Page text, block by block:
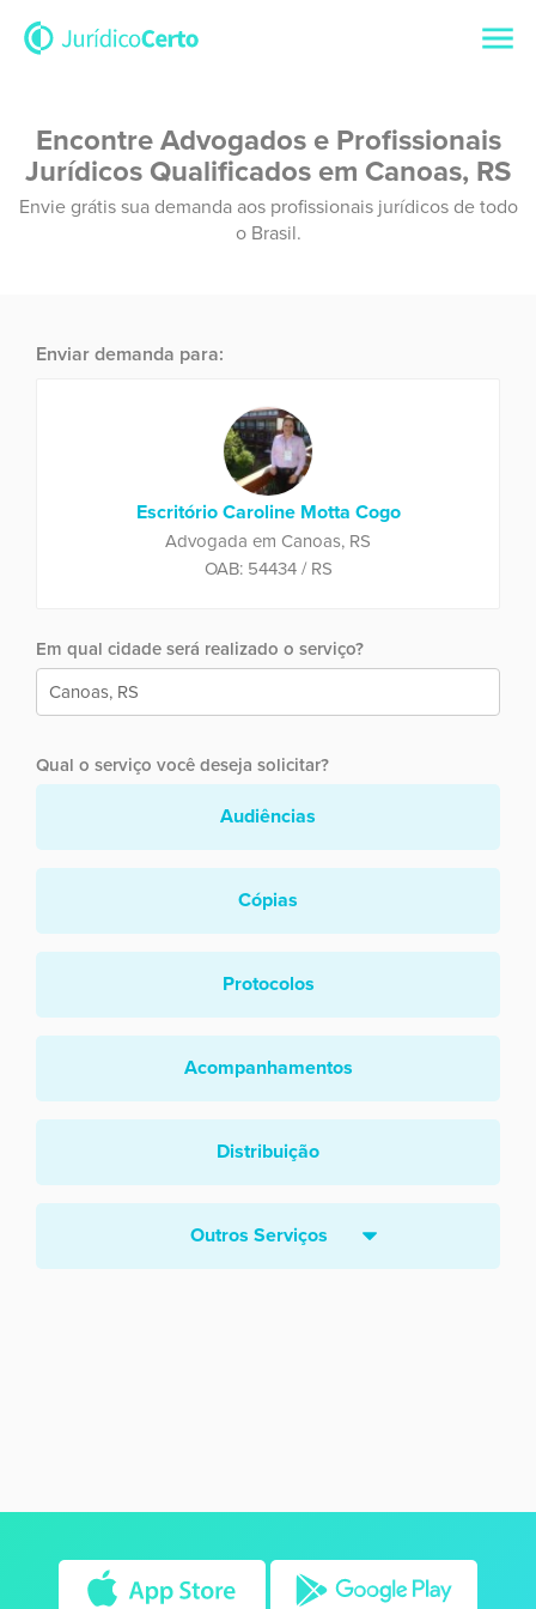
Encontre Advogados e Profissionais
Jurídicos Qualificados em Canoas, RS
Envie grátis sua demanda aos profissionais jurídicos de todo
o Brasil.
Enviar demanda para:
Escritório Caroline Motta Cogo
Advogada em Canoas, RS
OAB: 54434 / RS
Em qual cidade será realizado o serviço?
Qual o serviço você deseja solicitar?
Audiências
Cópias
Protocolos
Acompanhamentos
Distribuição
Outros Serviços